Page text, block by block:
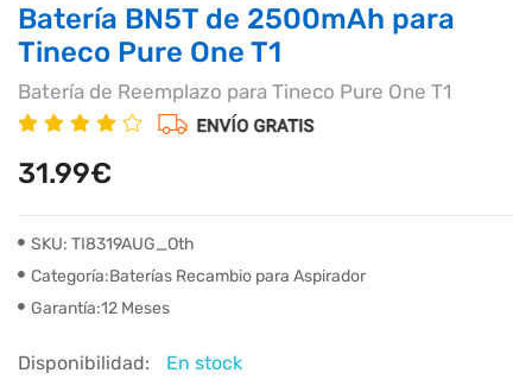
Batería BN5T de 2500mAh para
Tineco Pure One T1
Batería de Reemplazo para Tineco Pure One T1
31.99€
SKU: TI8319AUG_Oth
Categoría:Baterías Recambio para Aspirador
Garantía:12 Meses
Disponibilidad: En stock